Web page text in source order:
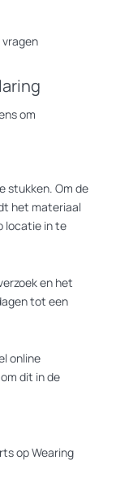
om
stukken. Om de
het materiaal
locatie in te
en het
tot een
online
dit in de
op Wearing